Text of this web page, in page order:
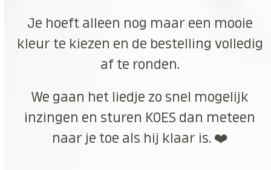
Je hoeft alleen nog maar een mooie
kleur te kiezen en de bestelling volledig
af te ronden.
We gaan het liedje zo snel mogelijk
inzingen en sturen KOES dan meteen
naar je toe als hij klaar is. ❤️